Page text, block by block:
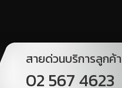
สายด่วนบริการลูกค้า
02 567 4623